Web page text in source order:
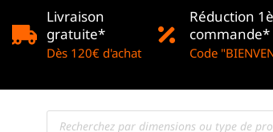
Livraison
gratuite*
Dès 120€ d'achat
Réduction
commande*
Code